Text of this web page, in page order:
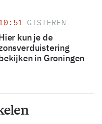
GISTEREN
kun je de
in Groningen